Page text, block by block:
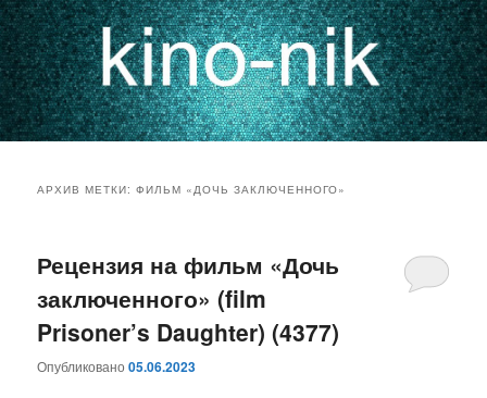
основному
содержимому
дополнительному
содержимому
АРХИВ МЕТКИ:ФИЛЬМ «ДОЧЬ ЗАКЛЮЧЕННОГО»
Рецензия на фильм «Дочь
заключенного» (film
Prisoner’s Daughter) (4377)
Опубликовано05.06.2023